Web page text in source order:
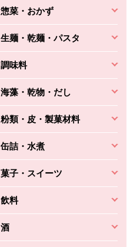
惣菜・おかず
生麺・乾麺・パスタ
調味料
海藻・乾物・だし
粉類・皮・製菓材料
缶詰・水煮
菓子・スイーツ
飲料
酒